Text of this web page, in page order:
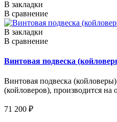
В закладки
В сравнение
В закладки
В сравнение
Винтовая подвеска
Винтовая подвеска
(койловеров), производится
71 200 ₽